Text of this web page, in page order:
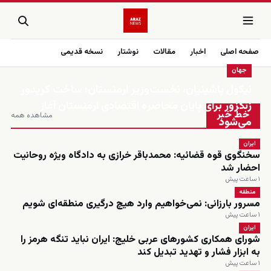
صفحه اصلی اخبار مقالات نوشتار نسخه قدیمی
خط خبر مشاهده همه
جهان
زنگزور برای پایان محاصره اقتصادی ارمنستان آغاز
می‌شود
ایران
سخنگوی قوه قضائیه: محمدباقر خرازی به دادگاه ویژه روحانیت
احضار شد
۱ ساعت پیش
منطقه
مسرور بارزانی: نمی‌خواهیم وارد هیچ درگیری منطقه‌ای شویم
۱ ساعت پیش
ایران
شورای همکاری کشورهای عربی خلیج: ایران نباید تنگه هرمز را
به ابزار فشار و تهدید تبدیل کند
۱ ساعت پیش